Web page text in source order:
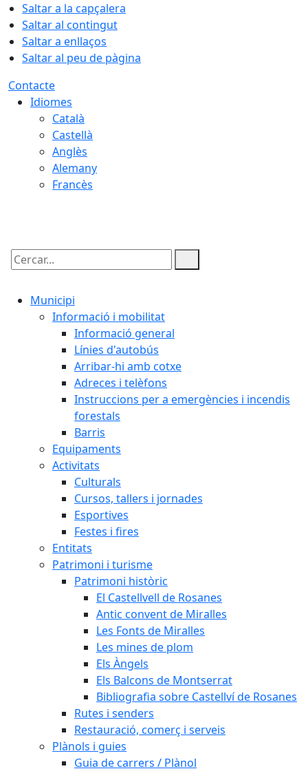
Saltar a la capçalera
Saltar al contingut
Saltar a enllaços
Saltar al peu de pàgina
Contacte
Idiomes
Català
Castellà
Anglès
Alemany
Francès
Cercar:
Municipi
Informació i mobilitat
Informació general
Línies d'autobús
Arribar-hi amb cotxe
Adreces i telèfons
Instruccions per a emergències i incendis
forestals
Barris
Equipaments
Activitats
Culturals
Cursos, tallers i jornades
Esportives
Festes i fires
Entitats
Patrimoni i turisme
Patrimoni històric
El Castellvell de Rosanes
Antic convent de Miralles
Les Fonts de Miralles
Les mines de plom
Els Àngels
Els Balcons de Montserrat
Bibliografia sobre Castellví de Rosanes
Rutes i senders
Restauració, comerç i serveis
Plànols i guies
Guia de carrers / Plànol